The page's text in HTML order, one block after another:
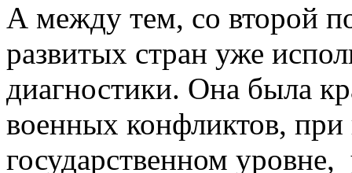
А между тем, со второй
развитых стран уже
диагностики. Она была
военных конфликтов, при
государственном